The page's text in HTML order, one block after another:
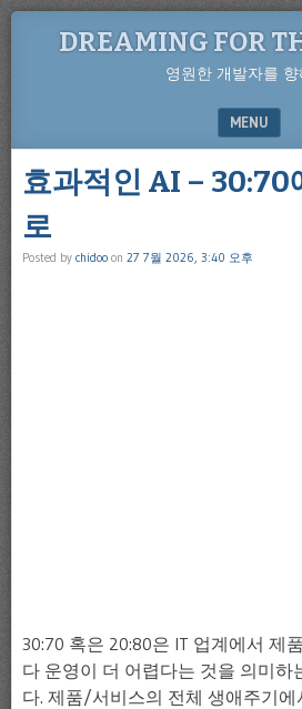
DREAMING FOR
영원한 개발자를 향
MENU
효과적인 AI – 30:70
로
Posted by chidoo on 27 7월 2026, 3:40 오후
30:70 혹은 20:80은 IT 업계에서 제
다 운영이 더 어렵다는 것을 의미하
다. 제품/서비스의 전체 생애주기